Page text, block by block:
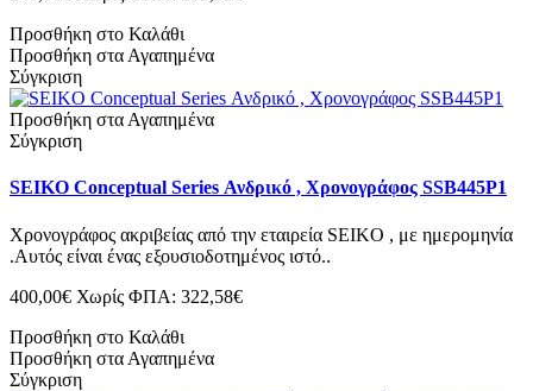
Προσθήκη στο Καλάθι
Προσθήκη στα Αγαπημένα
Σύγκριση
Προσθήκη στα Αγαπημένα
Σύγκριση
SEIKO Conceptual Series Ανδρικό , Χρονογράφος SSB445P1
Χρονογράφος ακριβείας από την εταιρεία SEIKO , με ημερομηνία
.Αυτός είναι ένας εξουσιοδοτημένος ιστό..
400,00€ Χωρίς ΦΠΑ: 322,58€
Προσθήκη στο Καλάθι
Προσθήκη στα Αγαπημένα
Σύγκριση